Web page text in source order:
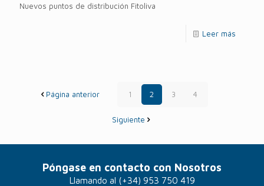
Nuevos puntos de distribución Fitoliva
Leer más
Página anterior 1 2 3 4
Siguiente
Póngase en contacto con Nosotros
Llamando al (+34) 953 750 419